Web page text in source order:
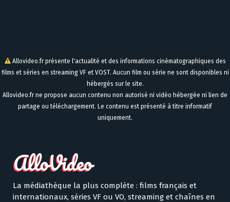
Allovideo.fr présente l'actualité et des informations cinématographiques des
films et séries en streaming VF et VOST. Aucun film ou série ne sont disponibles ni
hébergés sur le site.
Allovideo.fr ne propose aucun contenu non autorisé ni vidéo hébergée ni lien de
partage ou téléchargement. Le contenu est présenté à titre informatif
uniquement.
La médiathèque la plus complète : films français et
internationaux, séries VF ou VO, streaming et chaînes en